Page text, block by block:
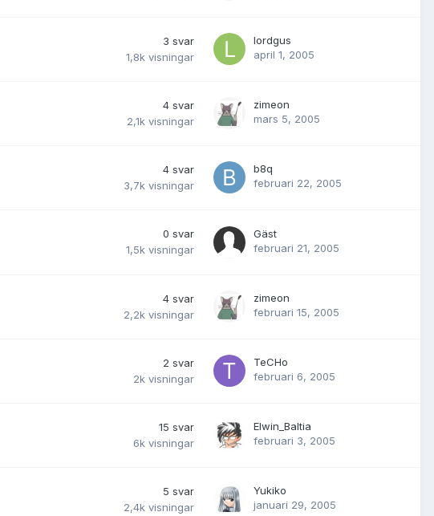
3 svar
1,8k visningar
lordgus
april 1, 2005
4 svar
2,1k visningar
zimeon
mars 5, 2005
4 svar
3,7k visningar
b8q
februari 22, 2005
0 svar
1,5k visningar
Gäst
februari 21, 2005
4 svar
2,2k visningar
zimeon
februari 15, 2005
2 svar
2k visningar
TeCHo
februari 6, 2005
15 svar
6k visningar
Elwin_Baltia
februari 3, 2005
5 svar
2,4k visningar
Yukiko
januari 29, 2005